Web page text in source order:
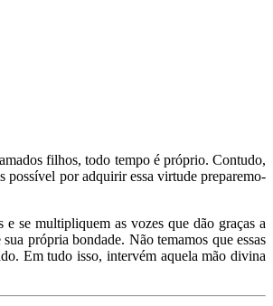
filhos, todo tempo é próprio. Contudo,
possível por adquirir essa virtude preparemo-
se multipliquem as vozes que dão graças a
própria bondade. Não temamos que essas
Em tudo isso, intervém aquela mão divina